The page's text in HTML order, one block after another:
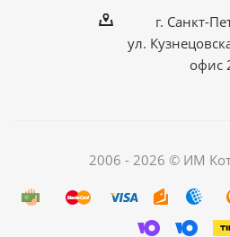
г. Санкт-
ул.
офис
2006 - 2026 © ИМ